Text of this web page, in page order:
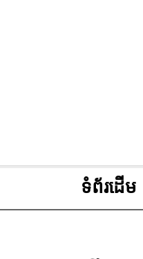
ទំព័រដើម